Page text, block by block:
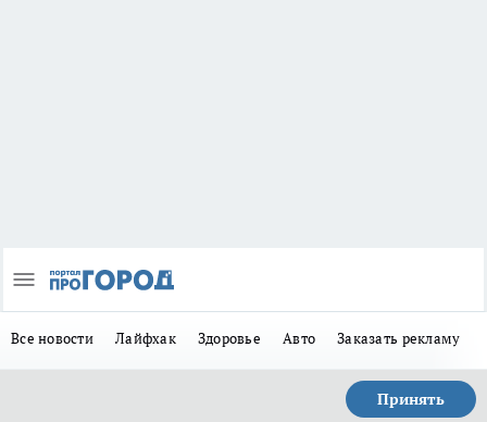
Все новости Лайфхак Здоровье Авто Заказать рекламу
Принять